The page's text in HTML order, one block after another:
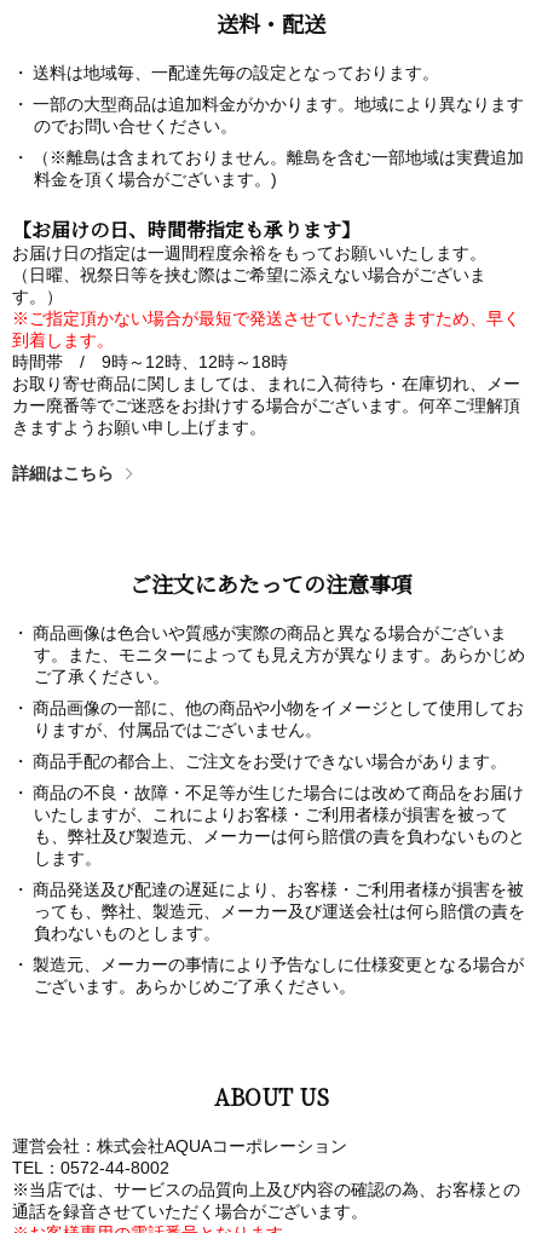
送料・配送
送料は地域毎、一配達先毎の設定となっております。
一部の大型商品は追加料金がかかります。地域により異なります
のでお問い合せください。
（※離島は含まれておりません。離島を含む一部地域は実費追加
料金を頂く場合がございます。)
【お届けの日、時間帯指定も承ります】
お届け日の指定は一週間程度余裕をもってお願いいたします。
（日曜、祝祭日等を挟む際はご希望に添えない場合がございま
す。）
※ご指定頂かない場合が最短で発送させていただきますため、早く
到着します。
時間帯 / 9時～12時、12時～18時
お取り寄せ商品に関しましては、まれに入荷待ち・在庫切れ、メー
カー廃番等でご迷惑をお掛けする場合がございます。何卒ご理解頂
きますようお願い申し上げます。
詳細はこちら
ご注文にあたっての注意事項
商品画像は色合いや質感が実際の商品と異なる場合がございま
す。また、モニターによっても見え方が異なります。あらかじめ
ご了承ください。
商品画像の一部に、他の商品や小物をイメージとして使用してお
りますが、付属品ではございません。
商品手配の都合上、ご注文をお受けできない場合があります。
商品の不良・故障・不足等が生じた場合には改めて商品をお届け
いたしますが、これによりお客様・ご利用者様が損害を被って
も、弊社及び製造元、メーカーは何ら賠償の責を負わないものと
します。
商品発送及び配達の遅延により、お客様・ご利用者様が損害を被
っても、弊社、製造元、メーカー及び運送会社は何ら賠償の責を
負わないものとします。
製造元、メーカーの事情により予告なしに仕様変更となる場合が
ございます。あらかじめご了承ください。
ABOUT US
運営会社：株式会社AQUAコーポレーション
TEL：0572-44-8002
※当店では、サービスの品質向上及び内容の確認の為、お客様との
通話を録音させていただく場合がございます。